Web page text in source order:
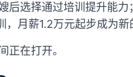
后选择通过培训提升能
月薪1.2万元起步成为新
正在打开。